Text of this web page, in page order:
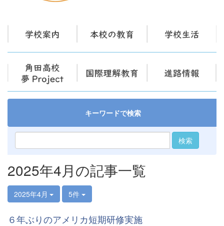
キーワードで検索
検索
2025年4月の記事一覧
2025年4月 5件
６年ぶりのアメリカ短期研修実施